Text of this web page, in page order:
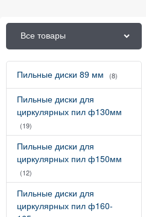
Все товары
Пильные диски 89 мм (8)
Пильные диски для
циркулярных пил ф130мм
(19)
Пильные диски для
циркулярных пил ф150мм
(12)
Пильные диски для
циркулярных пил ф160-